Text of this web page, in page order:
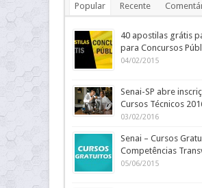
Popular Recente
40 apostilas grátis
para Concursos
04/02/2015
Senai-SP abre
Cursos Técnicos
03/02/2016
Senai – Cursos
Competências
05/06/2015